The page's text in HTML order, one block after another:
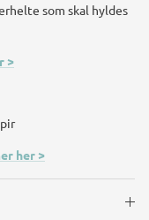
som skal hyldes
>
her >